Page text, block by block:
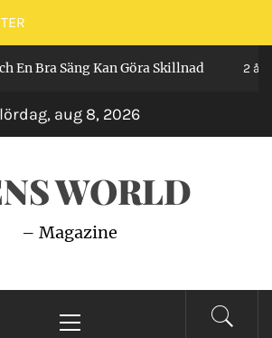
Bra Säng Kan Göra Skillnad 2 år
lördag, aug 8, 2026
WORLD
– Magazine
meny